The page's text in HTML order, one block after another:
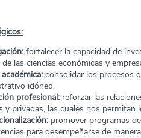
fortalecer la capacidad de
las ciencias económicas y
consolidar los procesos
idóneo.
profesional: reforzar las
y privadas, las cuales nos
promover programas
para desempeñarse de